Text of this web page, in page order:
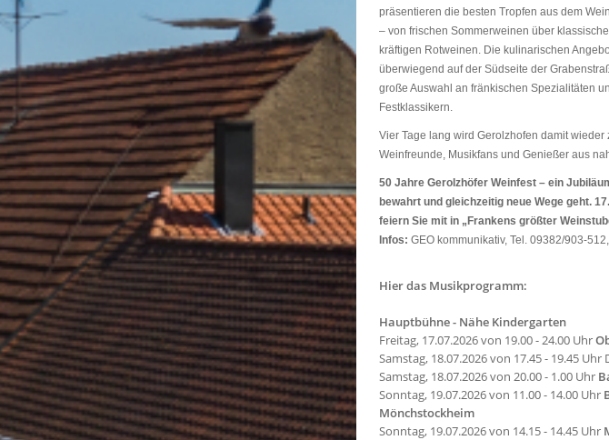
präsentieren die besten Tropfen aus dem
– von frischen Sommerweinen über
kräftigen Rotweinen. Die kulinarischen
überwiegend auf der Südseite der
große Auswahl an fränkischen Spezialitäten
Festklassikern.
Vier Tage lang wird Gerolzhofen damit wieder
Weinfreunde, Musikfans und Genießer aus
50 Jahre Gerolzhöfer Weinfest – ein
bewahrt und gleichzeitig neue Wege geht.
feiern Sie mit in „Frankens größter
Infos: GEO kommunikativ, Tel. 09382/903-512,
Hier das Musikprogramm:
Hauptbühne - Nähe Kindergarten
Freitag, 17.07.2026 von 19.00 - 24.00 Uhr
Samstag, 18.07.2026 von 17.45 - 19.45 Uhr
Samstag, 18.07.2026 von 20.00 - 1.00 Uhr
Sonntag, 19.07.2026 von 11.00 - 14.00 Uhr
Mönchstockheim
Sonntag, 19.07.2026 von 14.15 - 14.45 Uhr